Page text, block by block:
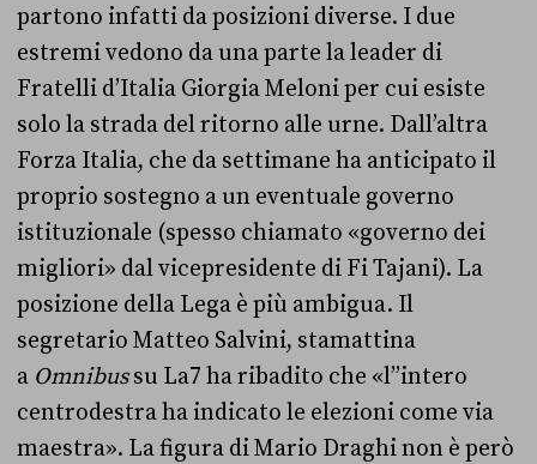
partono infatti da posizioni diverse. I due
estremi vedono da una parte la leader di
Fratelli d’Italia Giorgia Meloni per cui esiste
solo la strada del ritorno alle urne. Dall’altra
Forza Italia, che da settimane ha anticipato il
proprio sostegno a un eventuale governo
istituzionale (spesso chiamato «governo dei
migliori» dal vicepresidente di Fi Tajani). La
posizione della Lega è più ambigua. Il
segretario Matteo Salvini, stamattina
a Omnibussu La7 ha ribadito che «l’’intero
centrodestra ha indicato le elezioni come via
maestra». La figura di Mario Draghi non è però